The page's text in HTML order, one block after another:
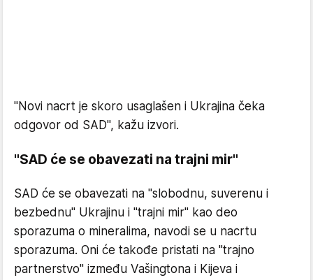
"Novi nacrt je skoro usaglašen i Ukrajina čeka
odgovor od SAD", kažu izvori.
"SAD će se obavezati na trajni mir"
SAD će se obavezati na "slobodnu, suverenu i
bezbednu" Ukrajinu i "trajni mir" kao deo
sporazuma o mineralima, navodi se u nacrtu
sporazuma. Oni će takođe pristati na "trajno
partnerstvo" između Vašingtona i Kijeva i